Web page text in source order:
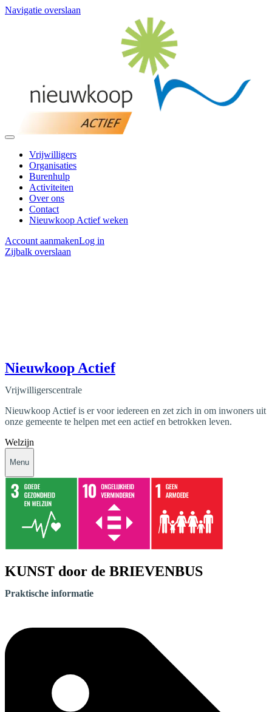
Navigatie overslaan
Vrijwilligers
Organisaties
Burenhulp
Activiteiten
Over ons
Contact
Nieuwkoop Actief weken
Account aanmakenLog in
Zijbalk overslaan
Nieuwkoop Actief
Vrijwilligerscentrale
Nieuwkoop Actief is er voor iedereen en zet zich in om inwoners uit
onze gemeente te helpen met een actief en betrokken leven.
Welzijn
Menu
KUNST door de BRIEVENBUS
Praktische informatie